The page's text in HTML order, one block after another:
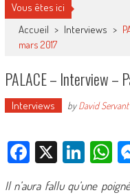
Vous êtes ici
Accueil > Interviews >
mars 2017
PALACE – Interview –
Interviews byDavid Servant
Facebook
X
Il n’aura fallu qu’une